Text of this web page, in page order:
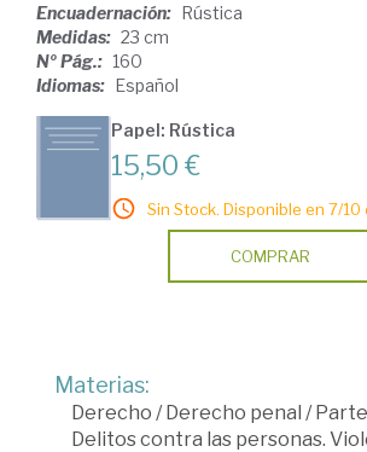
Encuadernación: Rústica
Medidas: 23 cm
Nº Pág.: 160
Idiomas: Español
Papel: Rústica
15,50 €
Sin Stock. Disponible en 7/10
COMPRAR
Materias:
Derecho /Derecho penal /
Delitos contra las personas.